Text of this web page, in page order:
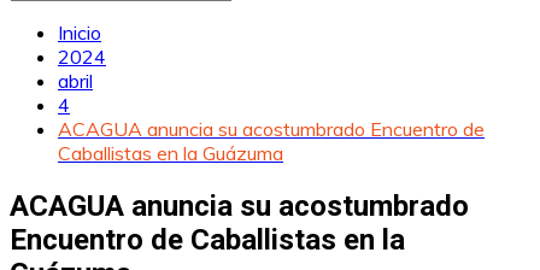
Inicio
2024
abril
4
ACAGUA anuncia su acostumbrado Encuentro de
Caballistas en la Guázuma
ACAGUA anuncia su acostumbrado
Encuentro de Caballistas en la